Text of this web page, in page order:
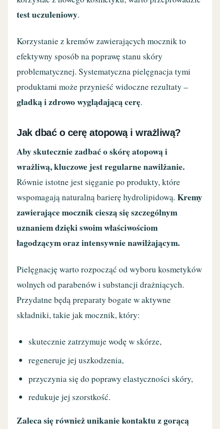
test uczuleniowy.
Korzystanie z kremów zawierających mocznik to
efektywny sposób na poprawę stanu skóry
problematycznej. Systematyczna pielęgnacja tymi
produktami może przynieść widoczne rezultaty –
gładką i zdrowo wyglądającą cerę.
Jak dbać o cerę atopową i wrażliwą?
Aby skutecznie zadbać o skórę atopową i
wrażliwą, kluczowe jest regularne nawilżanie.
Równie istotne jest sięganie po produkty, które
wspomagają naturalną barierę hydrolipidową.Kremy
zawierające mocznik cieszą się szczególnym
uznaniem dzięki swoim właściwościom
łagodzącym oraz intensywnie nawilżającym.
Pielęgnację warto rozpocząć od wyboru kosmetyków
wolnych od parabenów i substancji drażniących.
Przydatne będą preparaty bogate w aktywne
składniki, takie jak mocznik, który:
skutecznie zatrzymuje wodę w skórze,
regeneruje jej uszkodzenia,
przyczynia się do poprawy elastyczności skóry,
redukuje jej szorstkość.
Zaleca się również unikanie kontaktu z gorącą